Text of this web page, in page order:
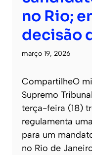
no Rio;
decisão
março 19, 2026
CompartilheO
Supremo
terça-feira (18)
regulamenta
para um
no Rio de